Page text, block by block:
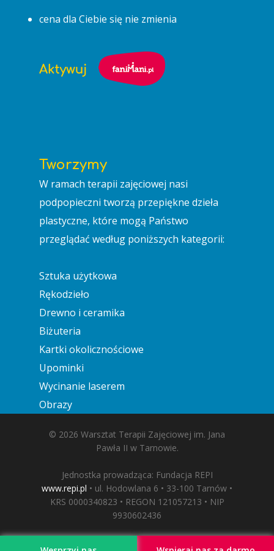
cena dla Ciebie się nie zmienia
Tworzymy
W ramach terapii zajęciowej nasi
podpopieczni tworzą przepiękne dzieła
plastyczne, które mogą Państwo
przeglądać według poniższych kategorii:
Sztuka użytkowa
Rękodzieło
Drewno i ceramika
Biżuteria
Kartki okolicznościowe
Upominki
Wycinanie laserem
Obrazy
© 2026 Warsztat Terapii Zajęciowej im. Jana
Pawła II w Tarnowie.
Jednostka prowadząca: Fundacja REPI
www.repi.pl • ul. Hodowlana 6 • 33-100 Tarnów •
KRS 0000340823 • REGON 121057213 • NIP
9930602436